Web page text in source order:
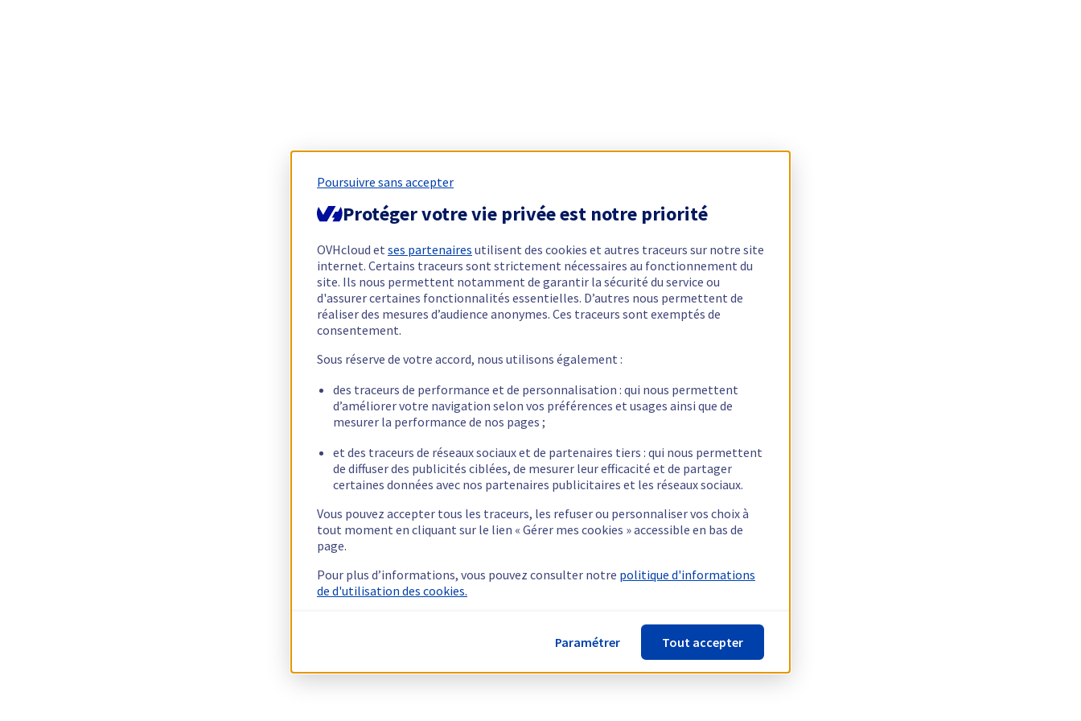
Poursuivre sans accepter
Protéger votre vie privée est notre priorité
OVHcloud et ses partenaires utilisent des cookies et autres traceurs sur notre site
internet. Certains traceurs sont strictement nécessaires au fonctionnement du
site. Ils nous permettent notamment de garantir la sécurité du service ou
d'assurer certaines fonctionnalités essentielles. D’autres nous permettent de
réaliser des mesures d’audience anonymes. Ces traceurs sont exemptés de
consentement.
Sous réserve de votre accord, nous utilisons également :
des traceurs de performance et de personnalisation : qui nous permettent
d’améliorer votre navigation selon vos préférences et usages ainsi que de
mesurer la performance de nos pages ;
et des traceurs de réseaux sociaux et de partenaires tiers : qui nous permettent
de diffuser des publicités ciblées, de mesurer leur efficacité et de partager
certaines données avec nos partenaires publicitaires et les réseaux sociaux.
Vous pouvez accepter tous les traceurs, les refuser ou personnaliser vos choix à
tout moment en cliquant sur le lien « Gérer mes cookies » accessible en bas de
page.
Pour plus d’informations, vous pouvez consulter notre politique d'informations
de d'utilisation des cookies.
Paramétrer Tout accepter